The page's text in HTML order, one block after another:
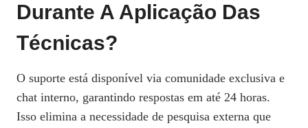
Durante A Aplicação Das
Técnicas?
O suporte está disponível via comunidade exclusiva e
chat interno, garantindo respostas em até 24 horas.
Isso elimina a necessidade de pesquisa externa que